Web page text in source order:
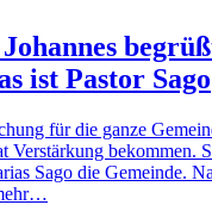
ist Pastor Sago
für die ganze
Verstärkung bekommen.
Sago die Gemeinde.